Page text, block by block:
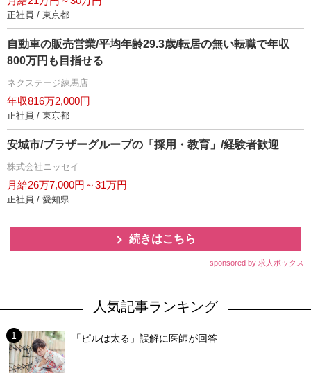
正社員 / 東京都
自動車の販売営業/平均年齢29.3歳/転居の無い転職で年収
800万円も目指せる
ネクステージ練馬店
年収816万2,000円
正社員 / 東京都
安城市/ブラザーグループの「採用・教育」/経験者歓迎
株式会社ニッセイ
月給26万7,000円～31万円
正社員 / 愛知県
続きはこちら
sponsored by 求人ボックス
人気記事ランキング
「ピルは太る」誤解に医師が回答